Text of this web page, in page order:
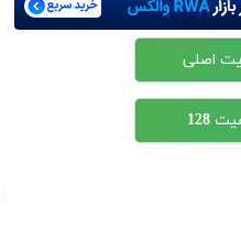
اصلی
128